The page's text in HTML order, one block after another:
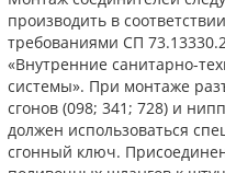
производить в
требованиями СП
«Внутренние санитарно-
системы». При монтаже
сгонов (098; 341; 728) и
должен использоваться
сгонный ключ.